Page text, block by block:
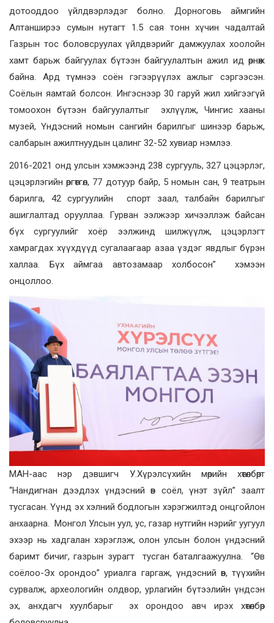
дотооддоо үйлдвэрлэдэг болно. Дорноговь аймгийн
Алтанширээ сумын нутагт 1.5 сая тонн хүчин чадалтай
Газрын тос боловсруулах үйлдвэрийг дамжуулах хоолойн
хамт барьж байгуулах бүтээн байгуулалтын ажил ид өрнөж
байна. Ард түмнээ соён гэгээрүүлэх ажлыг сэргээсэн.
Соёлын яамтай болсон. Ингэснээр 30 гаруй жил хийгээгүй
томоохон бүтээн байгуулалтыг эхлүүлж, Чингис хааны
музей, Үндэсний номын сангийн барилгыг шинээр барьж,
салбарын ажилтнуудын цалинг 32-52 хувиар нэмлээ.
2016-2021 онд улсын хэмжээнд 238 сургууль, 327 цэцэрлэг,
цэцэрлэгийн өргөтгөл, 77 дотуур байр, 5 номын сан, 9 театрын
барилга, 42 сургуулийн спорт заал, талбайн барилгыг
ашиглалтад орууллаа. Гурван ээлжээр хичээллэж байсан
бүх сургуулийг хоёр ээлжинд шилжүүлж, цэцэрлэгт
хамрагдах хүүхдүүд сугалаагаар азаа үздэг явдлыг бүрэн
халлаа. Бүх аймгаа автозамаар холбосон” хэмээн
онцоллоо.
МАН-аас нэр дэвшигч У.Хүрэлсүхийн мөрийн хөтөлбөрт
“Нандигнан дээдлэх үндэсний өв соёл, үнэт зүйл” заалт
тусгасан. Үүнд эх хэлний бодлогын хэрэгжилтэд онцгойлон
анхаарна. Монгол Улсын уул, ус, газар нутгийн нэрийг уугуул
эхээр нь хадгалан хэрэглэж, олон улсын болон үндэсний
баримт бичиг, газрын зурагт тусган баталгаажуулна. “Өв
соёлоо-Эх орондоо” уриалга гаргаж, үндэсний өв, түүхийн
сурвалж, археологийн олдвор, урлагийн бүтээлийн үндсэн
эх, анхдагч хуулбарыг эх орондоо авч ирэх хөтөлбөр